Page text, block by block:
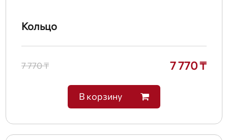
Кольцо
7 770 ₸ 7 770 ₸
В корзину